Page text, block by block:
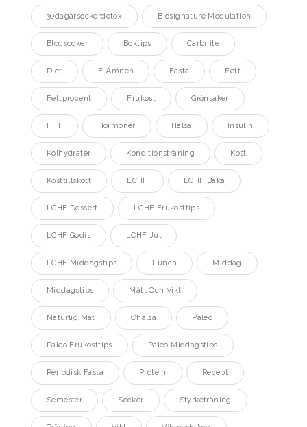
30dagarsockerdetox Biosignature Modulation
Blodsocker Boktips Carbnite
Diet E-Ämnen Fasta Fett
Fettprocent Frukost Grönsaker
HIIT Hormoner Hälsa Insulin
Kolhydrater Konditionsträning Kost
Kosttillskott LCHF LCHF Baka
LCHF Dessert LCHF Frukosttips
LCHF Godis LCHF Jul
LCHF Middagstips Lunch Middag
Middagstips Mått Och Vikt
Naturlig Mat Ohälsa Paleo
Paleo Frukosttips Paleo Middagstips
Periodisk Fasta Protein Recept
Semester Socker Styrketräning